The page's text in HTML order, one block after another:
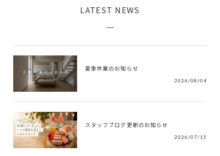
LATEST NEWS
夏季休業のお知らせ
2026/08/04
スタッフブログ更新のお知らせ
2026/07/15